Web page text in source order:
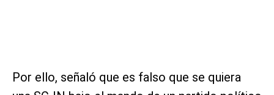
Por ello, señaló que es falso que se quiera